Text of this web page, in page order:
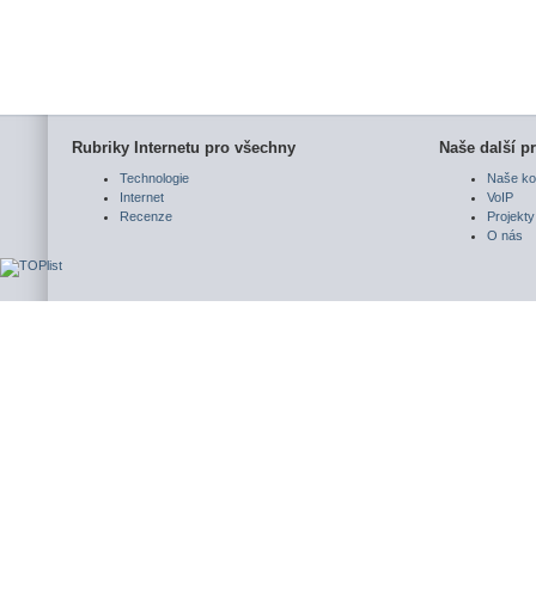
Rubriky Internetu pro všechny
Technologie
Internet
Recenze
Naše další
Naše
VoIP
Projekty
O nás